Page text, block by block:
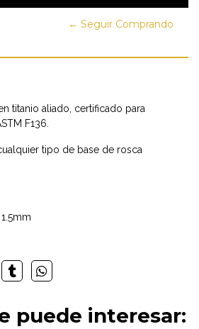
← Seguir Comprando
titanio aliado, certificado para
F136.
tipo de base de rosca
puede interesar: